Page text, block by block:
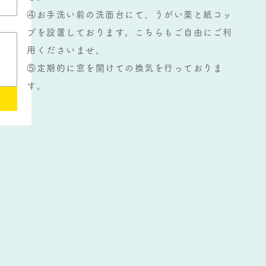
④お手洗い前の洗面台にて、うがい薬と紙コッ
プを設置しております。こちらもご自由にご利
用くださいませ。
​⑤定期的に窓を開けての換気を行っておりま
す。